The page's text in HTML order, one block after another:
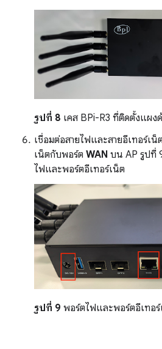
รูปที่ 8 เคส BPi-R3 ที่ติดตั้งแผง
เชื่อมต่อสายไฟและสายอีเทอร์เ
เน็ตกับพอร์ต WAN บน AP รูปที่
ไฟและพอร์ตอีเทอร์เน็ต
รูปที่ 9 พอร์ตไฟและพอร์ตอีเทอร์